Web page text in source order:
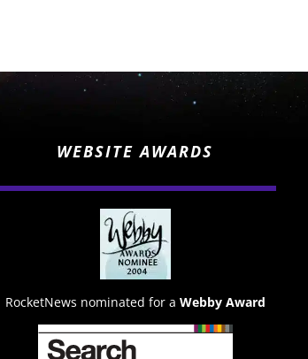
WEBSITE AWARDS
RocketNews nominated for a Webby Award